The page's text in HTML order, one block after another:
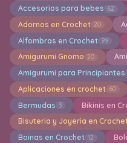
Accesorios para bebes 62
Adornos en Crochet 20
Alfombras en Crochet 99
Amigurumi Gnomo 20
Amigurumi para Principiantes
Aplicaciones en crochet 60
Bermudas 3 Bikinis en
Bisuteria y Joyeria en
Boinas en Crochet 12